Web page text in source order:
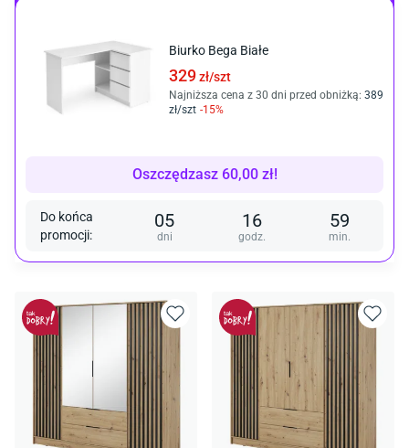
Biurko Bega Białe
329 zł/szt
Najniższa cena z 30 dni przed obniżką: 389
zł/szt -15%
Oszczędzasz 60,00 zł!
Do końca
promocji:
05
dni
16
godz.
59
min.